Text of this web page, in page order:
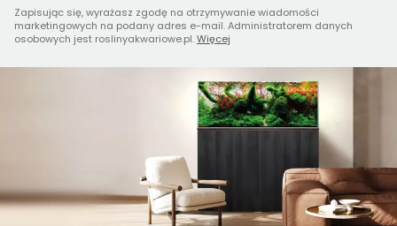
Zapisując się, wyrażasz zgodę na otrzymywanie wiadomości
marketingowych na podany adres e-mail. Administratorem danych
osobowych jest roslinyakwariowe.pl.Więcej